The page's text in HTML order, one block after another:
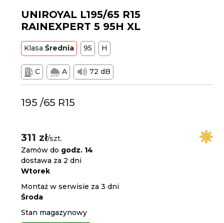
UNIROYAL L195/65 R15
RAINEXPERT 5 95H XL
KlasaŚrednia 95 H
C A 72 dB
195 /65 R15
311 zł/szt.
Zamów do godz. 14
dostawa za 2 dni
Wtorek
Montaż w serwisie za 3 dni
Środa
Stan magazynowy